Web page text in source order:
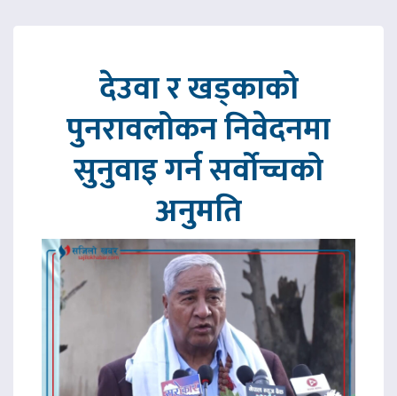
देउवा र खड्काको
पुनरावलोकन निवेदनमा
सुनुवाइ गर्न सर्वोच्चको
अनुमति